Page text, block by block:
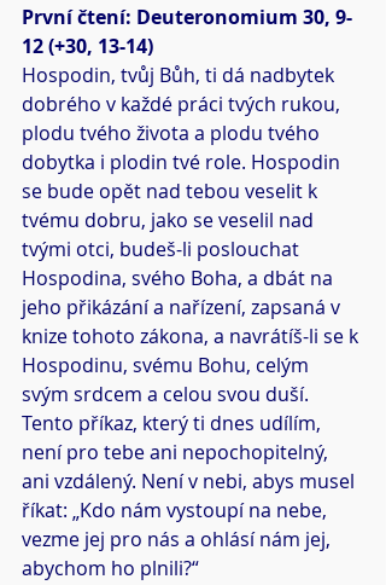
První čtení: Deuteronomium 30, 9-
12 (+30, 13-14)
Hospodin, tvůj Bůh, ti dá nadbytek
dobrého v každé práci tvých rukou,
plodu tvého života a plodu tvého
dobytka i plodin tvé role. Hospodin
se bude opět nad tebou veselit k
tvému dobru, jako se veselil nad
tvými otci, budeš-li poslouchat
Hospodina, svého Boha, a dbát na
jeho přikázání a nařízení, zapsaná v
knize tohoto zákona, a navrátíš-li se k
Hospodinu, svému Bohu, celým
svým srdcem a celou svou duší.
Tento příkaz, který ti dnes udílím,
není pro tebe ani nepochopitelný,
ani vzdálený. Není v nebi, abys musel
říkat: „Kdo nám vystoupí na nebe,
vezme jej pro nás a ohlásí nám jej,
abychom ho plnili?“